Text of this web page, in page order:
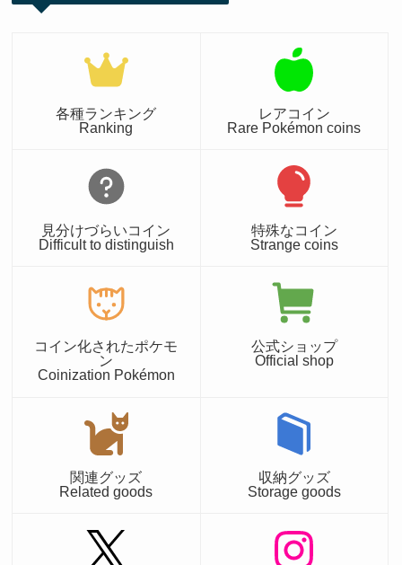
各種ランキング
Ranking
レアコイン
Rare Pokémon coins
見分けづらいコイン
Difficult to distinguish
特殊なコイン
Strange coins
コイン化されたポケモ
ン
Coinization Pokémon
公式ショップ
Official shop
関連グッズ
Related goods
収納グッズ
Storage goods